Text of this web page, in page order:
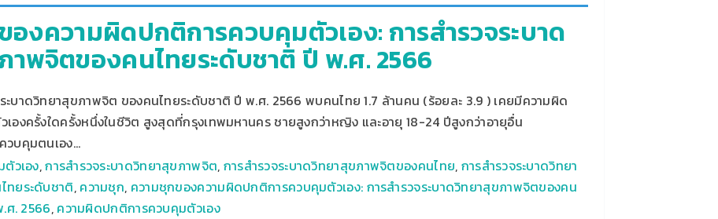
องความผิดปกติการควบคุมตัวเอง: การสำรวจระบาด
าพจิตของคนไทยระดับชาติ ปี พ.ศ. 2566
ะบาดวิทยาสุขภาพจิต ของคนไทยระดับชาติ ปี พ.ศ. 2566 พบคนไทย 1.7 ล้านคน (ร้อยละ 3.9 ) เคยมีความผิด
องครั้งใดครั้งหนึ่งในชีวิต สูงสุดที่กรุงเทพมหานคร ชายสูงกว่าหญิง และอายุ 18-24 ปีสูงกว่าอายุอื่น
วบคุมตนเอง…
วเอง,การสำรวจระบาดวิทยาสุขภาพจิต, การสำรวจระบาดวิทยาสุขภาพจิตของคนไทย, การสำรวจระบาดวิทยา
ทยระดับชาติ, ความชุก, ความชุกของความผิดปกติการควบคุมตัวเอง: การสำรวจระบาดวิทยาสุขภาพจิตของคน
ศ. 2566, ความผิดปกติการควบคุมตัวเอง